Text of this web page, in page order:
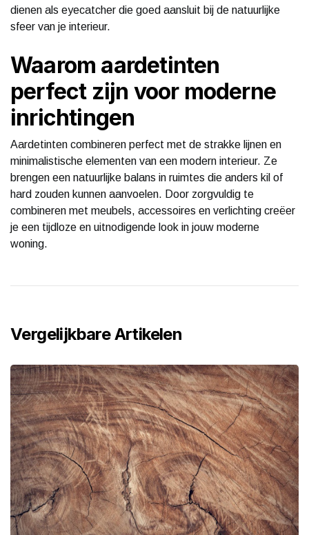
dienen als eyecatcher die goed aansluit bij de natuurlijke
sfeer van je interieur.
Waarom aardetinten
perfect zijn voor moderne
inrichtingen
Aardetinten combineren perfect met de strakke lijnen en
minimalistische elementen van een modern interieur. Ze
brengen een natuurlijke balans in ruimtes die anders kil of
hard zouden kunnen aanvoelen. Door zorgvuldig te
combineren met meubels, accessoires en verlichting creëer
je een tijdloze en uitnodigende look in jouw moderne
woning.
Vergelijkbare Artikelen